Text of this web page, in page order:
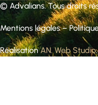
© Advalians. Tous droits
Mentions légales–
RéalisationAN. Web Studio.